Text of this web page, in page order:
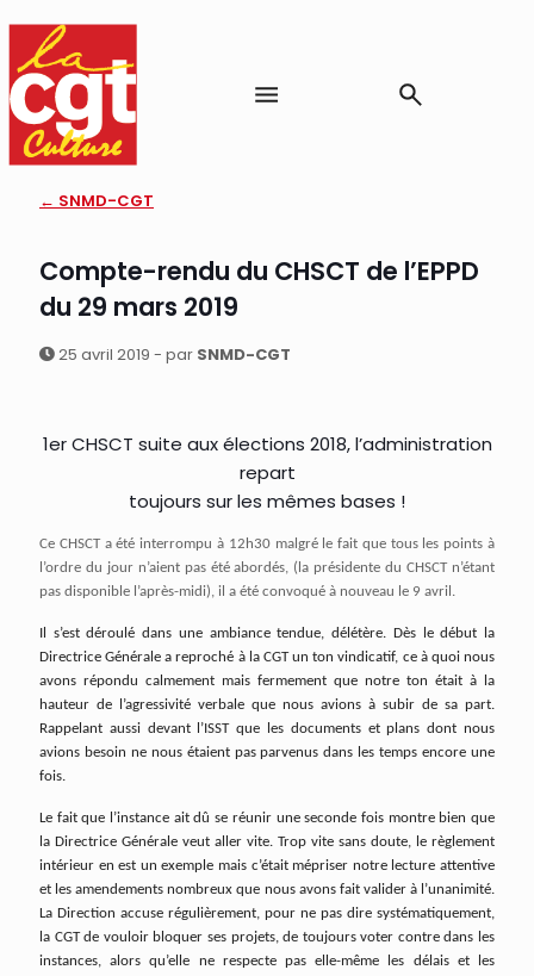
← SNMD-CGT
Compte-rendu du CHSCT de l’EPPD
du 29 mars 2019
25 avril 2019 - par SNMD-CGT
1er CHSCT suite aux élections 2018, l’administration
repart
toujours sur les mêmes bases !
Ce CHSCT a été interrompu à 12h30 malgré le fait que tous les points à
l’ordre du jour n’aient pas été abordés, (la présidente du CHSCT n’étant
pas disponible l’après-midi), il a été convoqué à nouveau le 9 avril.
Il s’est déroulé dans une ambiance tendue, délétère. Dès le début la
Directrice Générale a reproché à la CGT un ton vindicatif, ce à quoi nous
avons répondu calmement mais fermement que notre ton était à la
hauteur de l’agressivité verbale que nous avions à subir de sa part.
Rappelant aussi devant l’ISST que les documents et plans dont nous
avions besoin ne nous étaient pas parvenus dans les temps encore une
fois.
Le fait que l’instance ait dû se réunir une seconde fois montre bien que
la Directrice Générale veut aller vite. Trop vite sans doute, le règlement
intérieur en est un exemple mais c’était mépriser notre lecture attentive
et les amendements nombreux que nous avons fait valider à l’unanimité.
La Direction accuse régulièrement, pour ne pas dire systématiquement,
la CGT de vouloir bloquer ses projets, de toujours voter contre dans les
instances, alors qu’elle ne respecte pas elle-même les délais et les